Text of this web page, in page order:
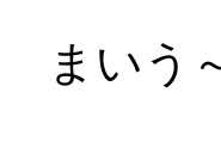
まいう